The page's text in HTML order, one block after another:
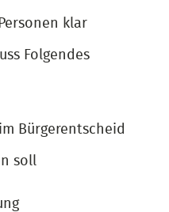
klar
Folgendes
Bürgerentscheid
soll